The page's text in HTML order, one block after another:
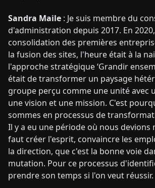
Sandra Maile : Je suis membre du
d'administration depuis 2017. En
consolidation des premières
la fusion des sites, l'heure était à la
l'approche stratégique ‘Grandir
était de transformer un paysage
groupe perçu comme une unité avec
une vision et une mission. C'est
sommes en processus de
Il y a eu une période où nous devions
faut créer l'esprit, convaincre les
la direction, que c'est la bonne voie
mutation. Pour ce processus
prendre son temps si l'on veut réussir.